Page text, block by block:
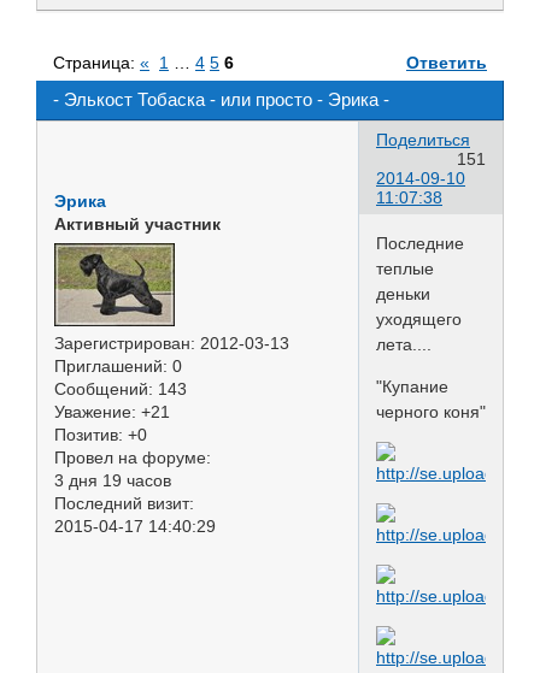
- Элькост Тобаска - или просто - Эрика -
Страница: « 1 4 5 6 Ответить
Поделиться
151
2014-09-10
11:07:38
Эрика
Активный участник
Зарегистрирован: 2012-03-13
Приглашений: 0
Сообщений: 143
Уважение: +21
Позитив: +0
Провел на форуме:
3 дня 19 часов
Последний визит:
2015-04-17 14:40:29
Последние
теплые
деньки
уходящего
лета....
"Купание
черного коня"